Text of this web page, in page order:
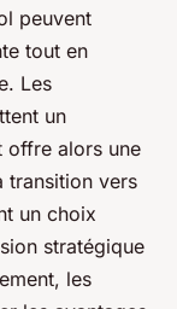
peuvent
tout en
Les
un
offre alors une
transition vers
un choix
stratégique
les